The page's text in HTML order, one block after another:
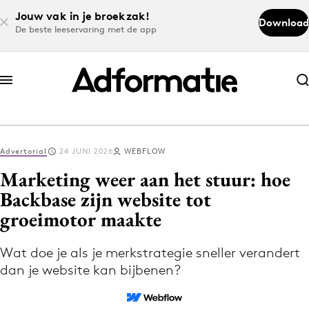
Jouw vak in je broekzak!
De beste leeservaring met de app
Download
Abonneer nu
Abonneer nu
Log in
Download de app
Volg het laatste nieuws via de Adformatie
Nieuws app
Advertorial 24 JUNI 2026 WEBFLOW
Marketing weer aan het stuur: hoe
Backbase zijn website tot
groeimotor maakte
Wat doe je als je merkstrategie sneller verandert
dan je website kan bijbenen?